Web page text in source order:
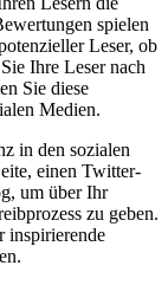
spielen
Leser, ob
Ihre Leser nach
Sie diese
Medien.
in den sozialen
einen Twitter-
‌um über Ihr
zu geben.
inspirierende